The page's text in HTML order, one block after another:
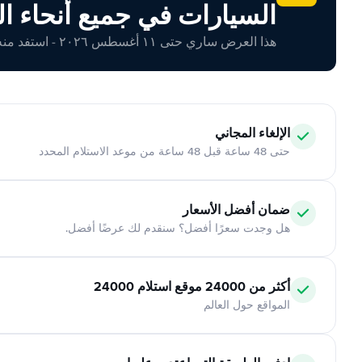
السيارات في جميع أنحاء
هذا العرض ساري حتى ١١ أغسطس ٢٠٢٦ - استفد منه اليوم!
الإلغاء المجاني
حتى 48 ساعة قبل 48 ساعة من موعد الاستلام المحدد
ضمان أفضل الأسعار
هل وجدت سعرًا أفضل؟ سنقدم لك عرضًا أفضل.
أكثر من 24000 موقع استلام 24000
المواقع حول العالم